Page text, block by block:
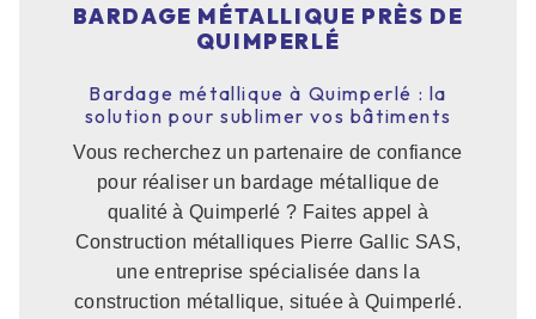
BARDAGE MÉTALLIQUE PRÈS DE
QUIMPERLÉ
Bardage métallique à Quimperlé : la
solution pour sublimer vos bâtiments
Vous recherchez un partenaire de confiance
pour réaliser un bardage métallique de
qualité à Quimperlé ? Faites appel à
Construction métalliques Pierre Gallic SAS,
une entreprise spécialisée dans la
construction métallique, située à Quimperlé.